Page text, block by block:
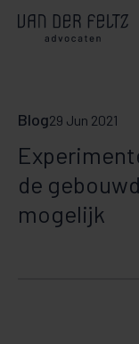
Blog29 Jun 2021
de
mogelijk